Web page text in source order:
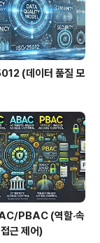
(데이터 품질 모
PBAC (역할·속
근 제어)